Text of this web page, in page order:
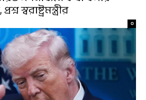
স্বরাষ্ট্রমন্ত্রীর
0